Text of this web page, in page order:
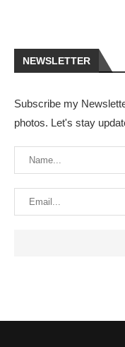
NEWSLETTER
Subscribe my
photos. Let's stay